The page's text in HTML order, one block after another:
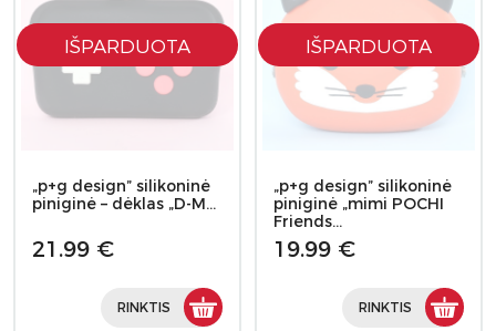
IŠPARDUOTA
„p+g design” silikoninė
piniginė – dėklas „D-M…
21.99 €
RINKTIS
IŠPARDUOTA
„p+g design” silikoninė
piniginė „mimi POCHI
Friends…
19.99 €
RINKTIS